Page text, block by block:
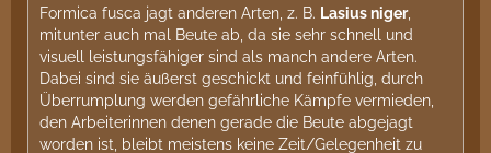
Formica fusca jagt anderen Arten, z. B. Lasius niger,
mitunter auch mal Beute ab, da sie sehr schnell und
visuell leistungsfähiger sind als manch andere Arten.
Dabei sind sie äußerst geschickt und feinfühlig, durch
Überrumplung werden gefährliche Kämpfe vermieden,
den Arbeiterinnen denen gerade die Beute abgejagt
worden ist, bleibt meistens keine Zeit/Gelegenheit zu